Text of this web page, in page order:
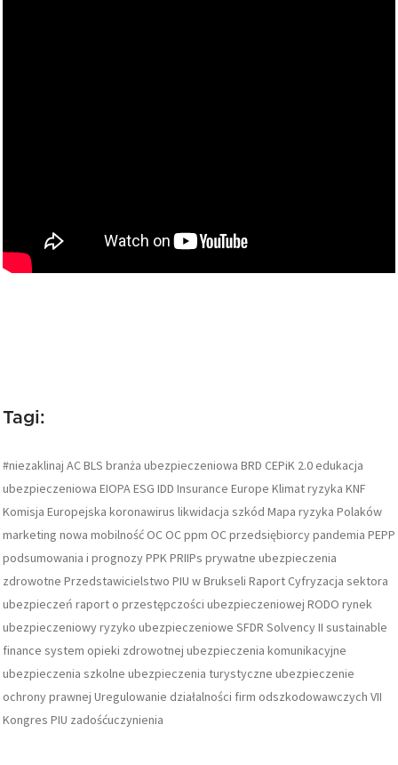
Tagi:
#niezaklinaj ACBLS branża ubezpieczeniowa BRD CEPiK 2.0 edukacja
ubezpieczeniowa EIOPAESG IDD Insurance Europe Klimat ryzyka KNF
Komisja Europejska koronawirus likwidacja szkód Mapa ryzyka Polaków
marketing nowa mobilność OC OC ppm OC przedsiębiorcypandemia PEPP
podsumowania i prognozyPPKPRIIPs prywatne ubezpieczenia
zdrowotne Przedstawicielstwo PIU w Brukseli Raport Cyfryzacja sektora
ubezpieczeń raport o przestępczości ubezpieczeniowej RODO rynek
ubezpieczeniowyryzyko ubezpieczeniowe SFDR Solvency II sustainable
finance system opieki zdrowotnej ubezpieczenia komunikacyjne
ubezpieczenia szkolne ubezpieczenia turystyczne ubezpieczenie
ochrony prawnej Uregulowanie działalności firm odszkodowawczych VII
Kongres PIU zadośćuczynienia